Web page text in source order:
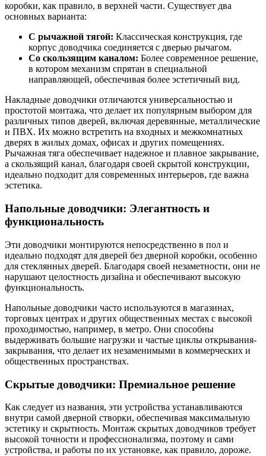
коробки, как правило, в верхней части. Существует два
основных варианта:
С рычажной тягой: Классическая конструкция, где
корпус доводчика соединяется с дверью рычагом.
Со скользящим каналом: Более современное решение,
в котором механизм спрятан в специальной
направляющей, обеспечивая более эстетичный вид.
Накладные доводчики отличаются универсальностью и
простотой монтажа, что делает их популярным выбором для
различных типов дверей, включая деревянные, металлические
и ПВХ. Их можно встретить на входных и межкомнатных
дверях в жилых домах, офисах и других помещениях.
Рычажная тяга обеспечивает надежное и плавное закрывание,
а скользящий канал, благодаря своей скрытой конструкции,
идеально подходит для современных интерьеров, где важна
эстетика.
Напольные доводчики: Элегантность и
функциональность
Эти доводчики монтируются непосредственно в пол и
идеально подходят для дверей без дверной коробки, особенно
для стеклянных дверей. Благодаря своей незаметности, они не
нарушают целостность дизайна и обеспечивают высокую
функциональность.
Напольные доводчики часто используются в магазинах,
торговых центрах и других общественных местах с высокой
проходимостью, например, в метро. Они способны
выдерживать большие нагрузки и частые циклы открывания-
закрывания, что делает их незаменимыми в коммерческих и
общественных пространствах.
Скрытые доводчики: Премиальное решение
Как следует из названия, эти устройства устанавливаются
внутри самой дверной створки, обеспечивая максимальную
эстетику и скрытность. Монтаж скрытых доводчиков требует
высокой точности и профессионализма, поэтому и сами
устройства, и работы по их установке, как правило, дороже.